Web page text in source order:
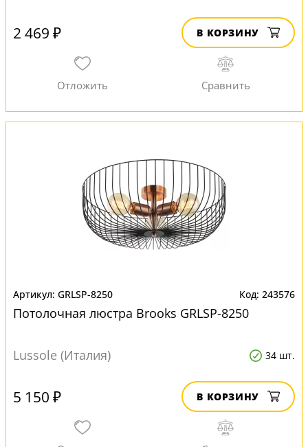
2 469 ₽ В КОРЗИНУ
GRLSP-8250 243576
Потолочная люстра Brooks GRLSP-8250
Lussole (Италия) 34 шт.
5 150 ₽ В КОРЗИНУ